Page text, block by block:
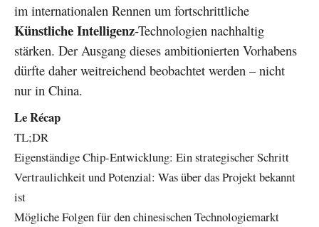
im internationalen Rennen um fortschrittliche
Künstliche Intelligenz-Technologien nachhaltig
stärken. Der Ausgang dieses ambitionierten Vorhabens
dürfte daher weitreichend beobachtet werden – nicht
nur in China.
Le Récap
TL;DR
Eigenständige Chip-Entwicklung: Ein strategischer Schritt
Vertraulichkeit und Potenzial: Was über das Projekt bekannt
ist
Mögliche Folgen für den chinesischen Technologiemarkt